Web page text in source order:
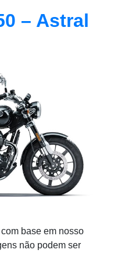
– Astral
base em nosso
não podem ser